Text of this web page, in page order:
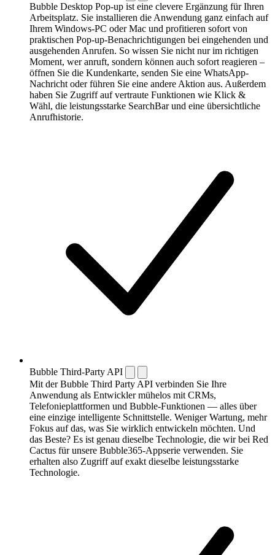
Bubble Desktop Pop-up ist eine clevere Ergänzung für Ihren
Arbeitsplatz. Sie installieren die Anwendung ganz einfach auf
Ihrem Windows-PC oder Mac und profitieren sofort von
praktischen Pop-up-Benachrichtigungen bei eingehenden und
ausgehenden Anrufen. So wissen Sie nicht nur im richtigen
Moment, wer anruft, sondern können auch sofort reagieren –
öffnen Sie die Kundenkarte, senden Sie eine WhatsApp-
Nachricht oder führen Sie eine andere Aktion aus. Außerdem
haben Sie Zugriff auf vertraute Funktionen wie Klick &
Wähl, die leistungsstarke SearchBar und eine übersichtliche
Anrufhistorie.
Bubble Third-Party API
Mit der Bubble Third Party API verbinden Sie Ihre
Anwendung als Entwickler mühelos mit CRMs,
Telefonieplattformen und Bubble-Funktionen — alles über
eine einzige intelligente Schnittstelle. Weniger Wartung, mehr
Fokus auf das, was Sie wirklich entwickeln möchten. Und
das Beste? Es ist genau dieselbe Technologie, die wir bei Red
Cactus für unsere Bubble365-Appserie verwenden. Sie
erhalten also Zugriff auf exakt dieselbe leistungsstarke
Technologie.